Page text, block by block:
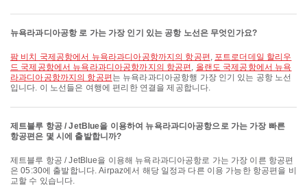
뉴욕라과디아공항 로 가는 가장 인기 있는 공항 노선은 무엇인가요?
팜 비치 국제공항에서 뉴욕라과디아공항까지의 항공편 , 포트로더데일 할리우
드 국제공항에서 뉴욕라과디아공항까지의 항공편 , 올랜도 국제공항에서 뉴욕
라과디아공항까지의 항공편 는 뉴욕라과디아공항행 가장 인기 있는 공항 노선
입니다. 이 노선들은 여행에 편리한 연결을 제공합니다.
제트블루 항공 / JetBlue을 이용하여 뉴욕라과디아공항으로 가는 가장 빠른
항공편은 몇 시에 출발합니까?
제트블루 항공 / JetBlue을 이용해 뉴욕라과디아공항로 가는 가장 이른 항공편
은 05:30에 출발합니다. Airpaz에서 해당 일정과 다른 이용 가능한 항공편을 비
교할 수 있습니다.